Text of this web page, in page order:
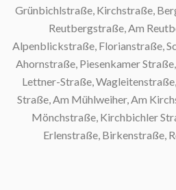
Grünbichlstraße, Kirchstraße,
Reutbergstraße, Am
Alpenblickstraße, Florianstraße,
Ahornstraße, Piesenkamer
Lettner-Straße,
Straße, Am Mühlweiher, Am
Mönchstraße, Kirchbichler
Erlenstraße, Birkenstraße,